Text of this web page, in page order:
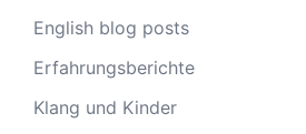
English blog posts
Erfahrungsberichte
Klang und Kinder